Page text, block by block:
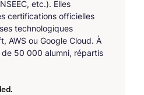
etc.). Elles
certifications officielles
technologiques
AWS ou Google Cloud. À
50 000 alumni, répartis